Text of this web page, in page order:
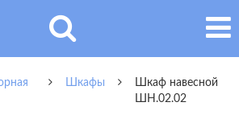
Шкафы
Шкаф навесной
ШН.02.02